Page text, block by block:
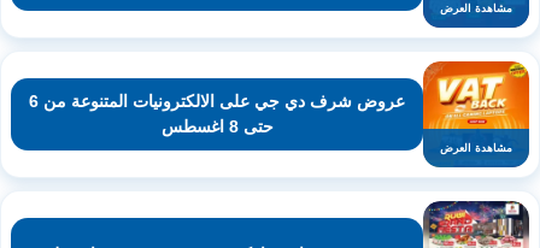
مشاهدة العرض
مشاهدة العرض
عروض شرف دي جي على الالكترونيات المتنوعة من 6
حتى 8 اغسطس